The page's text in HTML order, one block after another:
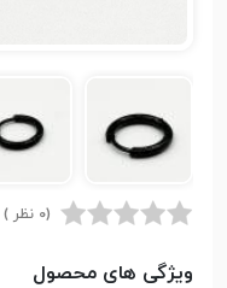
(0 نظر )
ویژگی های محصول